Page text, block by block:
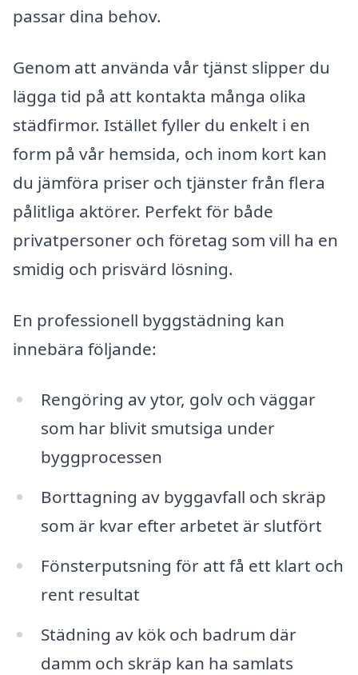
passar dina behov.
Genom att använda vår tjänst slipper du
lägga tid på att kontakta många olika
städfirmor. Istället fyller du enkelt i en
form på vår hemsida, och inom kort kan
du jämföra priser och tjänster från flera
pålitliga aktörer. Perfekt för både
privatpersoner och företag som vill ha en
smidig och prisvärd lösning.
En professionell byggstädning kan
innebära följande:
Rengöring av ytor, golv och väggar
som har blivit smutsiga under
byggprocessen
Borttagning av byggavfall och skräp
som är kvar efter arbetet är slutfört
Fönsterputsning för att få ett klart och
rent resultat
Städning av kök och badrum där
damm och skräp kan ha samlats